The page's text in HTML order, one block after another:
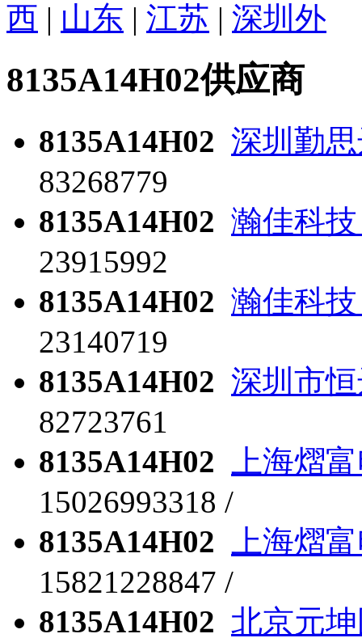
西 | 山东 | 江苏 | 深圳外
8135A14H02供应商
8135A14H02 深圳勤
83268779
8135A14H02 瀚佳科
23915992
8135A14H02 瀚佳科
23140719
8135A14H02 深圳市
82723761
8135A14H02
上海熠
15026993318 /
8135A14H02
上海熠
15821228847 /
8135A14H02 北京元